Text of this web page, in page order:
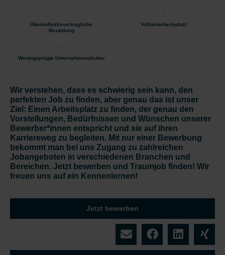
Überkollektivvertragliche
Bezahlung
Vollzeitarbeitsplatz
Wertegeprägte Unternehmenskultur
Wir verstehen, dass es schwierig sein kann, den
perfekten Job zu finden, aber genau das ist unser
Ziel: Einen Arbeitsplatz zu finden, der genau den
Vorstellungen, Bedürfnissen und Wünschen unserer
Bewerber*innen entspricht und sie auf ihren
Karriereweg zu begleiten. Mit nur einer Bewerbung
bekommt man bei uns Zugang zu zahlreichen
Jobangeboten in verschiedenen Branchen und
Bereichen. Jetzt bewerben und Traumjob finden! Wir
freuen uns auf ein Kennenlernen!
Jetzt bewerben